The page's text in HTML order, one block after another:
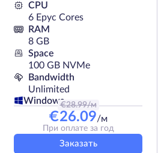
CPU
6 Epyc Cores
RAM
8 GB
Space
100 GB NVMe
Bandwidth
Unlimited
Windows
€28.99/м
€26.09/м
При оплате за год
Заказать